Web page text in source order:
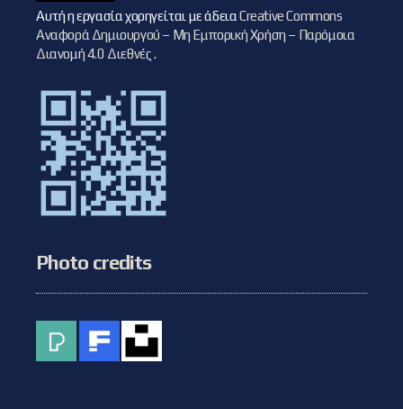
Αυτή η εργασία χορηγείται με άδειαCreative Commons
Αναφορά Δημιουργού – Μη Εμπορική Χρήση – Παρόμοια
Διανομή 4.0 Διεθνές.
Photo credits